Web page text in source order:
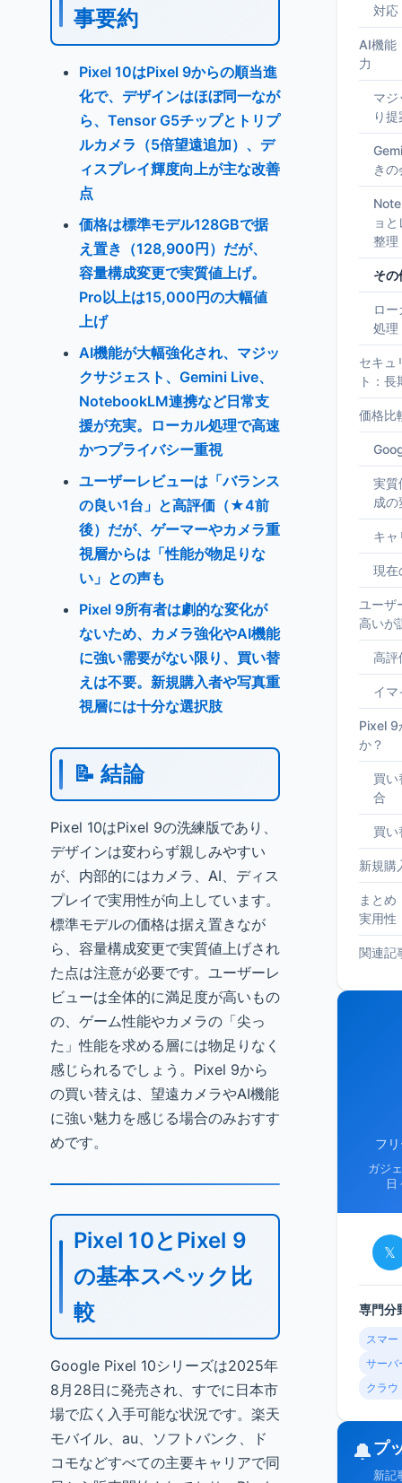
事要約
Pixel 10はPixel 9からの順当進
化で、デザインはほぼ同一なが
ら、Tensor G5チップとトリプ
ルカメラ（5倍望遠追加）、デ
ィスプレイ輝度向上が主な改善
点
価格は標準モデル128GBで据
え置き（128,900円）だが、
容量構成変更で実質値上げ。
Pro以上は15,000円の大幅値
上げ
AI機能が大幅強化され、マジッ
クサジェスト、Gemini Live、
NotebookLM連携など日常支
援が充実。ローカル処理で高速
かつプライバシー重視
ユーザーレビューは「バランス
の良い1台」と高評価（★4前
後）だが、ゲーマーやカメラ重
視層からは「性能が物足りな
い」との声も
Pixel 9所有者は劇的な変化が
ないため、カメラ強化やAI機能
に強い需要がない限り、買い替
えは不要。新規購入者や写真重
視層には十分な選択肢
📝 結論
Pixel 10はPixel 9の洗練版であり、
デザインは変わらず親しみやすい
が、内部的にはカメラ、AI、ディス
プレイで実用性が向上しています。
標準モデルの価格は据え置きなが
ら、容量構成変更で実質値上げされ
た点は注意が必要です。ユーザーレ
ビューは全体的に満足度が高いもの
の、ゲーム性能やカメラの「尖っ
た」性能を求める層には物足りなく
感じられるでしょう。Pixel 9から
の買い替えは、望遠カメラやAI機能
に強い魅力を感じる場合のみおすす
めです。
Pixel 10とPixel 9
の基本スペック比
較
Google Pixel 10シリーズは2025年
8月28日に発売され、すでに日本市
場で広く入手可能な状況です。楽天
モバイル、au、ソフトバンク、ド
コモなどすべての主要キャリアで同
対応
AI機能
力
マジ
り
き
ョ
整理
その
ロ
処理
セキュ
ト：
価格比
実質
成の
キャ
現在
ユーザ
高いが
高評
イマ
Pixel 9
か？
買い
合
買い
新規購
まとめ
実用性
関連記
フ
ガジ
日
𝕏
専門分
スマー
サーバ
クラウ
🔔プ
新記